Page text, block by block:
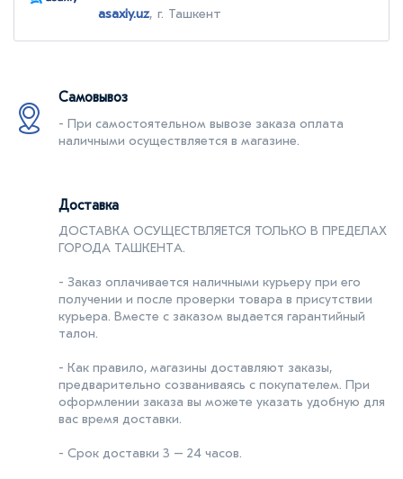
asaxiy.uz, г. Ташкент
Самовывоз
- При самостоятельном вывозе заказа оплата
наличными осуществляется в магазине.
Доставка
ДОСТАВКА ОСУЩЕСТВЛЯЕТСЯ ТОЛЬКО В ПРЕДЕЛАХ
ГОРОДА ТАШКЕНТA.
- Заказ оплачивается наличными курьеру при его
получении и после проверки товара в присутствии
курьера. Вместе с заказом выдается гарантийный
талон.
- Как правило, магазины доставляют заказы,
предварительно созваниваясь с покупателем. При
оформлении заказа вы можете указать удобную для
вас время доставки.
- Срок доставки 3 – 24 часов.